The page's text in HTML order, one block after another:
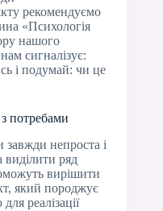
рекомендуємо
«Психологія
нашого
сигналізує:
і подумай: чи це
потребами
завжди непроста і
виділити ряд
вирішити
який породжує
реалізації